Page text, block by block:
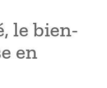
le bien-
en